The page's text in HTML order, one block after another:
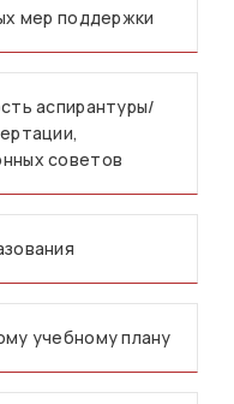
мер поддержки
аспирантуры/
советов
учебному плану